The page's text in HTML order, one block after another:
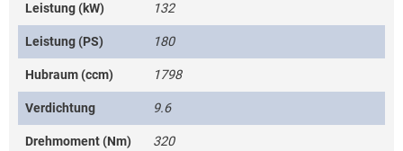
Leistung (kW) 132
Leistung (PS) 180
Hubraum (ccm) 1798
Verdichtung 9.6
Drehmoment (Nm) 320